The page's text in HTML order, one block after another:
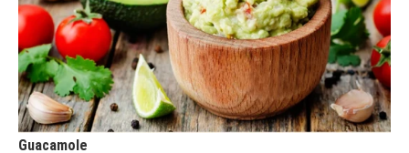
Guacamole